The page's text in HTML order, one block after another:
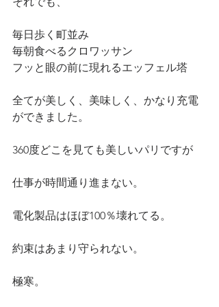
毎日歩く町並み
毎朝食べるクロワッサン
フッと眼の前に現れるエッフェル塔
全てが美しく、美味しく、かなり充電
ができました。
360度どこを見ても美しいパリですが
仕事が時間通り進まない。
電化製品はほぼ100％壊れてる。
約束はあまり守られない。
極寒。